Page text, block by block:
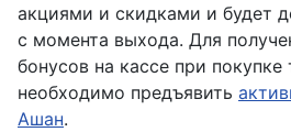
акциями и скидками и будет
с момента выхода. Для
бонусов на кассе при покупке
необходимо предъявить
Ашан.